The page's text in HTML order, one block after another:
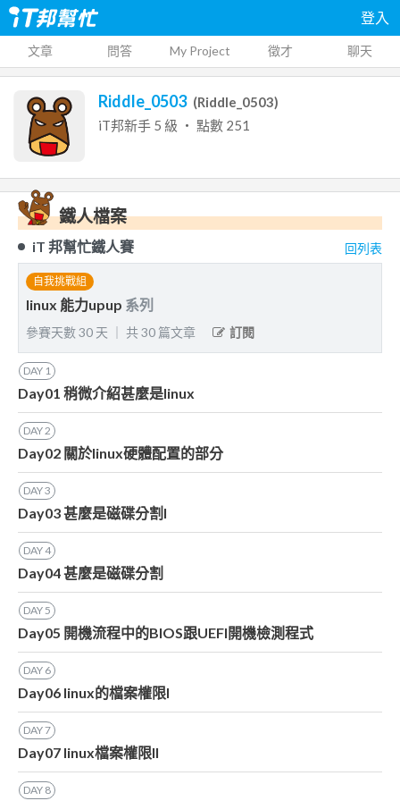
登入
文章 問答 My Project 徵才 聊天
Riddle_0503 (Riddle_0503)
iT邦新手 5 級 ‧ 點數 251
鐵人檔案
iT 邦幫忙鐵人賽 回列表
自我挑戰組
linux 能力upup 系列
參賽天數30 天 共30 篇文章 訂閱
DAY 1
Day01 稍微介紹甚麼是linux
DAY2
Day02 關於linux硬體配置的部分
DAY3
Day03 甚麼是磁碟分割I
DAY4
Day04 甚麼是磁碟分割
DAY5
Day05 開機流程中的BIOS跟UEFI開機檢測程式
DAY 6
Day06 linux的檔案權限I
DAY7
Day07 linux檔案權限II
DAY 8